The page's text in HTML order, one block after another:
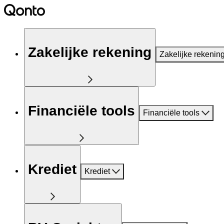
Zakelijke rekening Zakelijke
Financiële tools Financiële tools
Krediet Krediet